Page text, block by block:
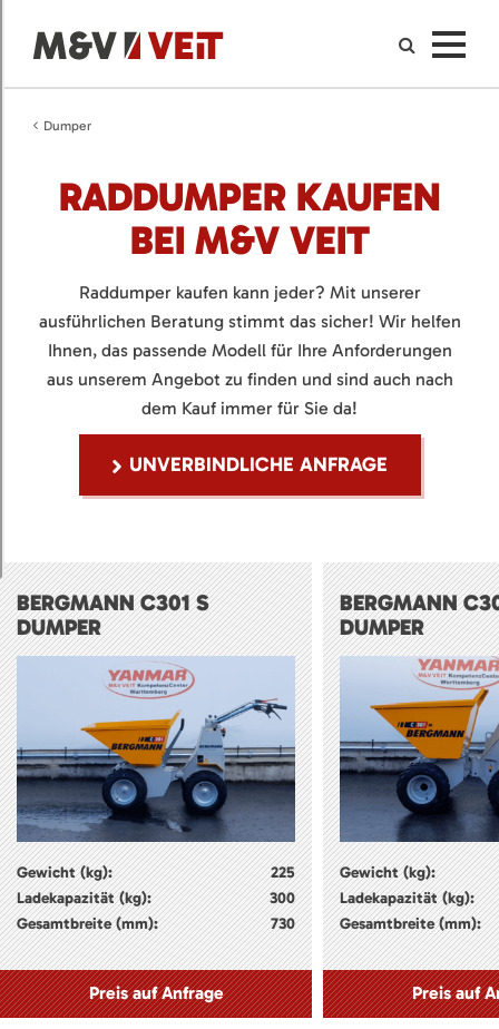
Dumper
RADDUMPER KAUFEN
BEI M&V VEIT
Raddumper kaufen kann jeder? Mit unserer
ausführlichen Beratung stimmt das sicher! Wir helfen
Ihnen, das passende Modell für Ihre Anforderungen
aus unserem Angebot zu finden und sind auch nach
dem Kauf immer für Sie da!
UNVERBINDLICHE ANFRAGE
BERGMANN C301 S
DUMPER
Gewicht (kg):
225
Ladekapazität (kg):
300
Gesamtbreite (mm):
730
Preis auf Anfrage
BERGMANN
DUMPER
Gewicht (kg):
Ladekapazität (kg):
Gesamtbreite (mm):
Preis auf